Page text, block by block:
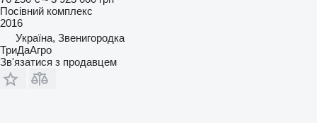
Посівний комплекс
2016
Україна, Звенигородка
ТриДаАгро
Зв'язатися з продавцем